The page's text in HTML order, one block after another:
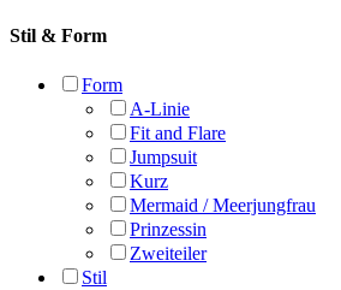
Stil & Form
Form
A-Linie
Fit and Flare
Jumpsuit
Kurz
Mermaid / Meerjungfrau
Prinzessin
Zweiteiler
Stil